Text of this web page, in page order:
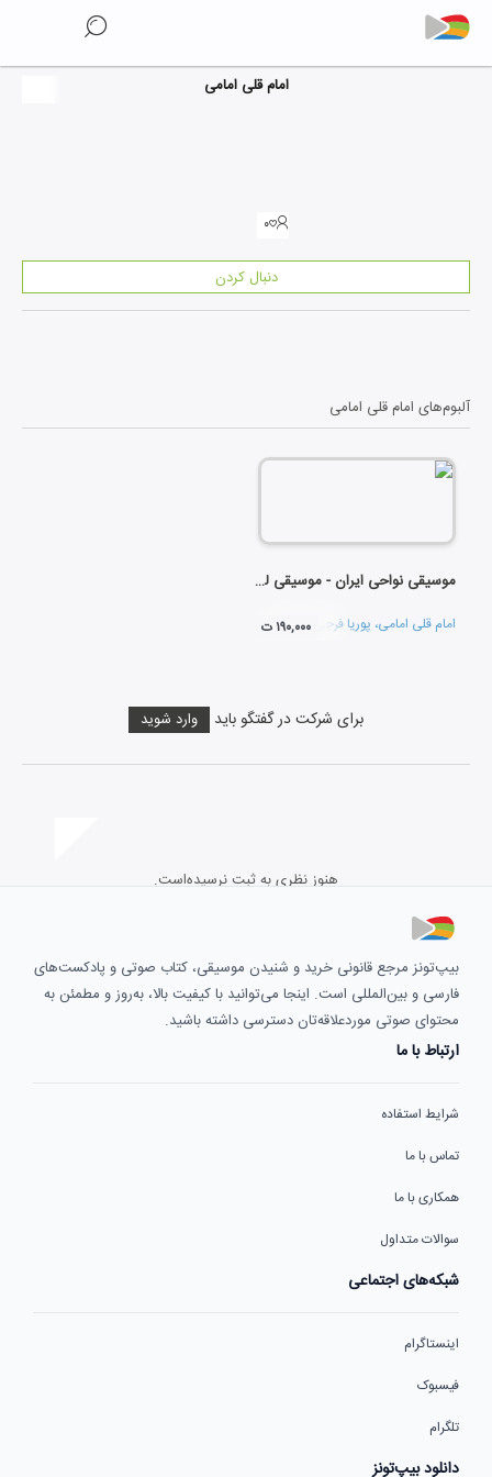
امام قلی امامی
۰
دنبال کردن
آلبوم‌های امام قلی امامی
موسیقی نواحی ایران - موسیقی لرستان - تنبور لکی (80)
امام قلی امامی، پوریا فرجی وتارا اله وردی
۱۹۰,۰۰۰ ت
برای شرکت در گفتگو باید وارد شوید
هنوز نظری به ثبت نرسیده‌است.
بیپ‌تونز مرجع قانونی خرید و شنیدن موسیقی، کتاب صوتی و پادکست‌های
فارسی و بین‌المللی است. اینجا می‌توانید با کیفیت بالا، به‌روز و مطمئن به
محتوای صوتی موردعلاقه‌تان دسترسی داشته باشید.
ارتباط با ما
شرایط استفاده
تماس با ما
همکاری با ما
سوالات متداول
شبکه‌های اجتماعی
اینستاگرام
فیسبوک
تلگرام
دانلود بیپ‌تونز